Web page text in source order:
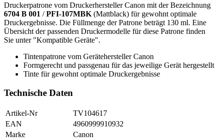
Druckerpatrone vom Druckerhersteller Canon mit der Bezeichnung
6704 B 001 /PFI-107MBK (Mattblack) für gewohnt optimale
Druckergebnisse. Die Füllmenge der Patrone beträgt 130 ml. Eine
Übersicht der passenden Druckermodelle für diese Patrone finden
Sie unter "Kompatible Geräte".
Tintenpatrone vom Gerätehersteller Canon
Formgerecht und passgenau für das jeweilige Gerät hergestellt
Tinte für gewohnt optimale Druckergebnisse
Technische Daten
Artikel-Nr
TV104617
EAN
4960999910932
Marke
Canon